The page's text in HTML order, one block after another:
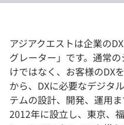
アジアクエストは企業の
グレーター」です。通常
けではなく、お客様のDX
から、DXに必要なデジタ
テムの設計、開発、運用
2012年に設立し、東京、